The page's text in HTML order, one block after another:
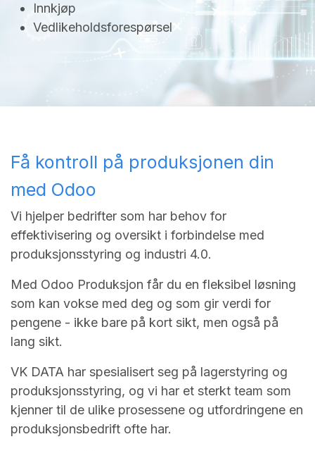
Innkjøp
Vedlikeholdsforespørsel
Få kontroll på produksjonen din
med Odoo
Vi hjelper bedrifter som har behov for
effektivisering og oversikt i forbindelse med
produksjonsstyring og industri 4.0.
Med Odoo Produksjon får du en fleksibel løsning
som kan vokse med deg og som gir verdi for
pengene - ikke bare på kort sikt, men også på
lang sikt.
VK DATA har spesialisert seg på lagerstyring og
produksjonsstyring, og vi har et sterkt team som
kjenner til de ulike prosessene og utfordringene en
produksjonsbedrift ofte har.